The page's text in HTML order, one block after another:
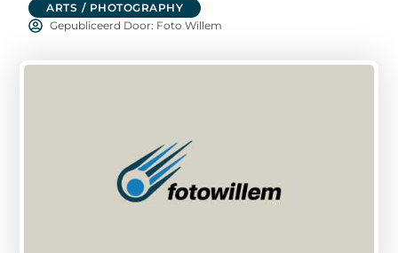
ARTS / PHOTOGRAPHY
Gepubliceerd Door: Foto Willem